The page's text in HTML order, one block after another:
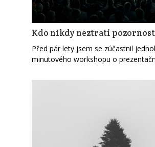
Kdo nikdy neztratí
Před pár lety jsem se zúčastnil
minutového workshopu o